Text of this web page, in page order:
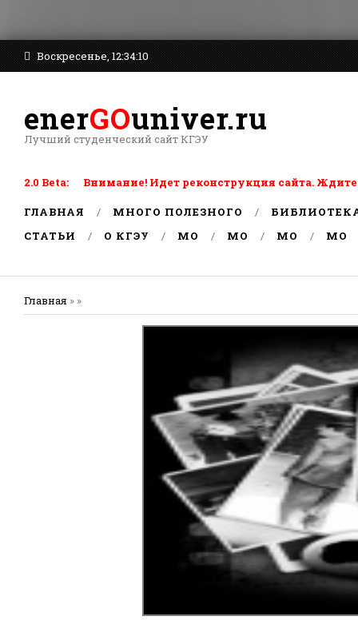
Воскресенье, 12:34:10
enerGOuniver.ru
Лучший студенческий сайт КГЭУ
2.0 Beta: Внимание! Идет реконструкция сайта. Ждите
ГЛАВНАЯ МНОГО ПОЛЕЗНОГО
СТАТЬИ
О КГЭУ MO MO MO MO
Главная » »